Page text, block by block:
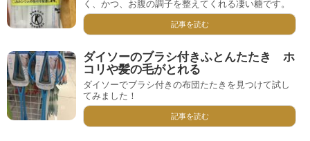
く、かつ、お腹の調子を整えてくれる凄い糖です。
記事を読む
ダイソーのブラシ付きふとんたたき ホ
コリや髪の毛がとれる
ダイソーでブラシ付きの布団たたきを見つけて試し
てみました！
記事を読む